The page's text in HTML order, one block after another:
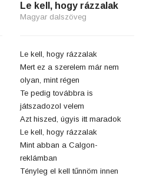
Le kell, hogy rázzalak
Magyar dalszöveg
Le kell, hogy rázzalak
Mert ez a szerelem már nem
olyan, mint régen
Te pedig továbbra is
játszadozol velem
Azt hiszed, úgyis itt maradok
Le kell, hogy rázzalak
Mint abban a Calgon-
reklámban
Tényleg el kell tűnnöm innen